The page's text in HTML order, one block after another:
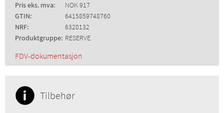
Pris eks. mva:
NOK 917
GTIN:
6415859748760
NRF:
6320132
Produktgruppe: RESERVE
FDV-dokumentasjon
Tilbehør